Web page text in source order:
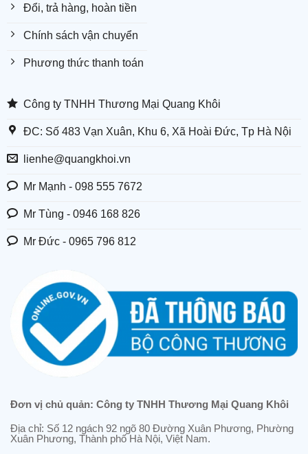
Đổi, trả hàng, hoàn tiền
Chính sách vận chuyển
Phương thức thanh toán
Công ty TNHH Thương Mại Quang Khôi
ĐC: Số 483 Vạn Xuân, Khu 6, Xã Hoài Đức, Tp Hà Nội
lienhe@quangkhoi.vn
Mr Mạnh - 098 555 7672
Mr Tùng - 0946 168 826
Mr Đức - 0965 796 812
Đơn vị chủ quản: Công ty TNHH Thương Mại Quang Khôi
Địa chỉ: Số 12 ngách 92 ngõ 80 Đường Xuân Phương, Phường
Xuân Phương, Thành phố Hà Nội, Việt Nam.